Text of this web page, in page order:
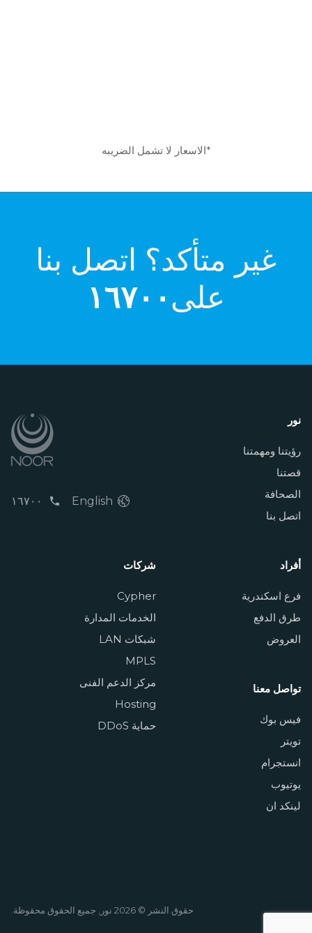
*الاسعار لا تشمل الضريبه
غير متأكد؟ اتصل بنا
على١٦٧٠٠
١٦٧٠٠ English
نور
رؤيتنا ومهمتنا
قصتنا
الصحافة
اتصل بنا
شركات
Cypher
الخدمات المدارة
شبكات LAN
MPLS
مركز الدعم الفنى
Hosting
حماية DDoS
أفراد
فرع اسكندرية
طرق الدفع
العروض
تواصل معنا
فيس بوك
تويتر
انستجرام
يوتيوب
لينكد ان
حقوق النشر © 2026 نور, جميع الحقوق محقوظة.